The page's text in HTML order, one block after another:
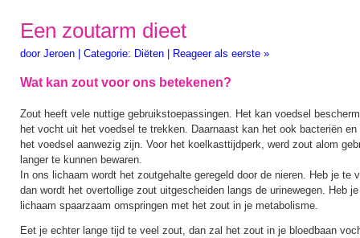
Een zoutarm dieet
door Jeroen Categorie: Diëten Reageer als eerste »
Wat kan zout voor ons betekenen?
Zout heeft vele nuttige gebruikstoepassingen. Het kan voedsel
het vocht uit het voedsel te trekken. Daarnaast kan het ook bacteriën
het voedsel aanwezig zijn. Voor het koelkasttijdperk, werd zout alom
langer te kunnen bewaren.
In ons lichaam wordt het zoutgehalte geregeld door de nieren. Heb je te
dan wordt het overtollige zout uitgescheiden langs de urinewegen. Heb
lichaam spaarzaam omspringen met het zout in je metabolisme.
Eet je echter lange tijd te veel zout, dan zal het zout in je bloedbaan